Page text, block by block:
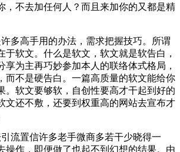
，不去加任何人？而且来加你的又都是精
多高手用的办法，需求把握技巧。所谓
于软文。什么是软文，软文就是软告白，
享为主再巧妙参加本人的联络体式格局，
而不是硬告白。一篇高质量的软文能给你
。软文要够软，自创性要高才干起到好的
文还不敷，还要到权重高的网站去宣布才
流置信许多老手微商多若干少晓得一
操作，即便做了也起不到幻想的结果。由